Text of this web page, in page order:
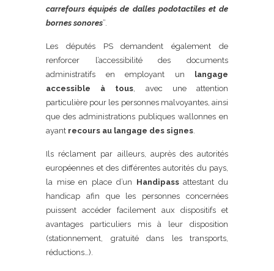
carrefours équipés de dalles podotactiles et de
bornes sonores”.
Les députés PS demandent également de
renforcer l’accessibilité des documents
administratifs en employant un langage
accessible à tous, avec une attention
particulière pour les personnes malvoyantes, ainsi
que des administrations publiques wallonnes en
ayant recours au langage des signes.
Ils réclament par ailleurs, auprès des autorités
européennes et des différentes autorités du pays,
la mise en place d’un Handipassattestant du
handicap afin que les personnes concernées
puissent accéder facilement aux dispositifs et
avantages particuliers mis à leur disposition
(stationnement, gratuité dans les transports,
réductions…).